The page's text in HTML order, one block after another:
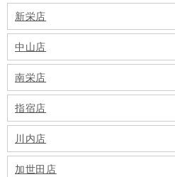
新栄店
中山店
南栄店
指宿店
川内店
加世田店